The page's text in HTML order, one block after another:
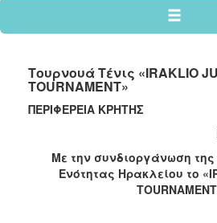
2021
2020
2018
Τουρνουά Τένις «IRAKLIO
TOURNAMENT»
ΠΕΡΙΦΕΡΕΙΑ ΚΡΗΤΗΣ
Με την συνδιοργάνωση της
Ενότητας Ηρακλείου το «
TOURNAMENT